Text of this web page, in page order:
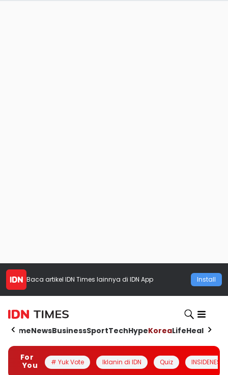
Baca artikel IDN Times lainnya di IDN App Install
HomeNewsBusinessSportTechHypeKoreaLifeHealth
For
You
# Yuk Vote Iklanin di IDN Quiz INSIDENESIA